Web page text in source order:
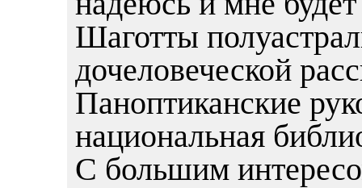
Шаготты
дочеловеческой
Паноптиканские
национальная
С большим